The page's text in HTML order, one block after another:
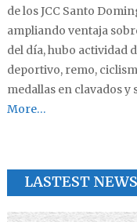
de los JCC Santo
ampliando ventaja
del día, hubo actividad
deportivo, remo,
medallas en clavados
More…
LASTEST NEWS